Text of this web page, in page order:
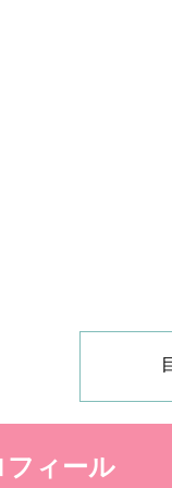
フィール